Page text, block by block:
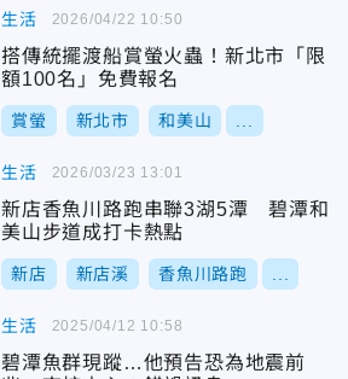
生活
搭傳統擺渡船賞螢火蟲！新北市「限
額100名」免費報名
賞螢 新北市 和美山
2026/04/22 10:50
生活
新店香魚川路跑串聯3湖5潭 碧潭和
美山步道成打卡熱點
新店 新店溪 香魚川路跑
2026/03/23 13:01
生活
碧潭魚群現蹤…他預告恐為地震前
2025/04/12 10:58